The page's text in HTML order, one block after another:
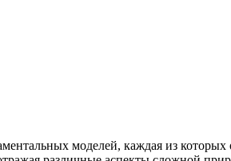
моделей, каждая из